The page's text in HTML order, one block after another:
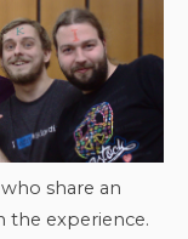
share an
the experience.